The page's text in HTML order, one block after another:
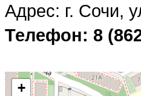
Адрес: г. Сочи,
Телефон: 8
+